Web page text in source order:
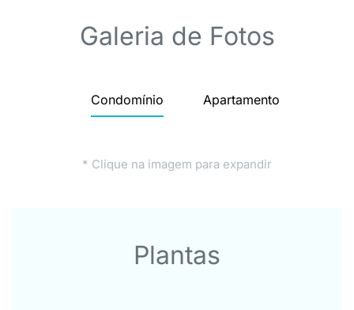
Galeria de Fotos
Condomínio Apartamento
* Clique na imagem para expandir
Plantas